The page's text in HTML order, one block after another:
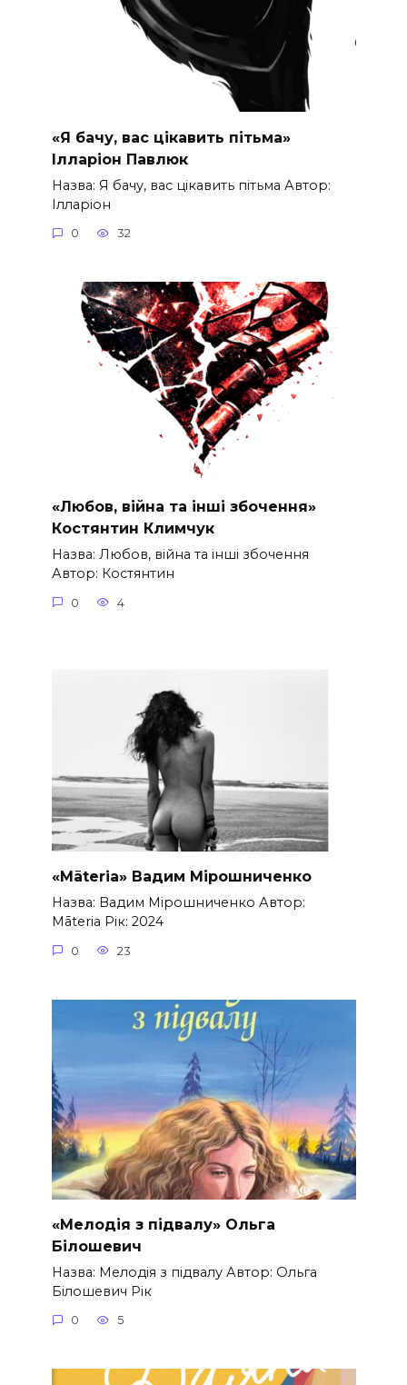
«Я бачу, вас цікавить пітьма»
Ілларіон Павлюк
Назва: Я бачу, вас цікавить пітьма Автор:
Ілларіон
0 32
«Любов, війна та інші збочення»
Костянтин Климчук
Назва: Любов, війна та інші збочення
Автор: Костянтин
0 4
«Māteria» Вадим Мірошниченко
Назва: Вадим Мірошниченко Автор:
Māteria Рік: 2024
0 23
«Мелодія з підвалу» Ольга
Білошевич
Назва: Мелодія з підвалу Автор: Ольга
Білошевич Рік
0 5